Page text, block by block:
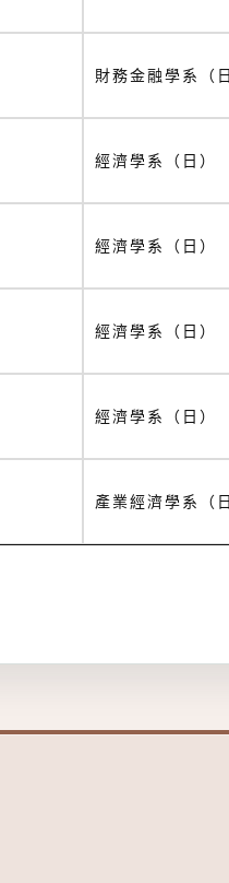
財務金融學系（
經濟學系（日）
經濟學系（日）
經濟學系（日）
經濟學系（日）
產業經濟學系（